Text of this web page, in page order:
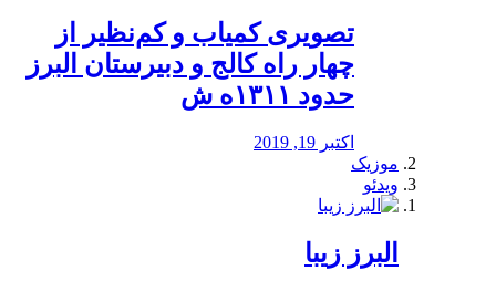
️تصویری کمیاب و کم‌نظیر از
چهار راه كالج و دبيرستان البرز
حدود ۱۳۱۱ه ش
اکتبر 19, 2019
موزیک
ویدئو
البرز زیبا